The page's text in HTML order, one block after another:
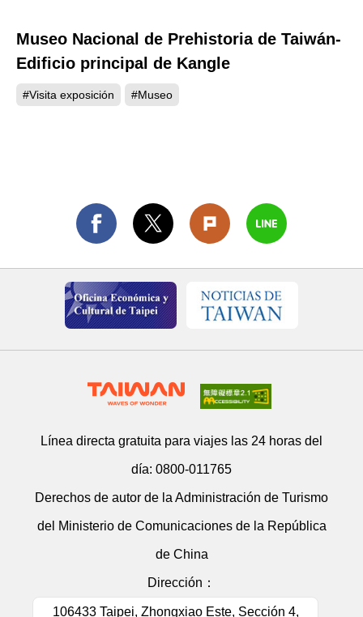
856
Museo Nacional de Prehistoria de Taiwán-
Edificio principal de Kangle
#Visita exposición #Museo
Línea directa gratuita para viajes las 24 horas del
día: 0800-011765
Derechos de autor de la Administración de Turismo
del Ministerio de Comunicaciones de la República
de China
Dirección：
106433 Taipei, Zhongxiao Este, Sección 4,